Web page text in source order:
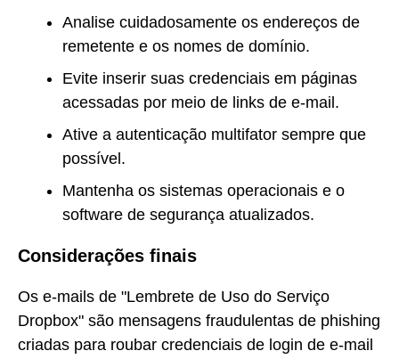
Analise cuidadosamente os endereços de
remetente e os nomes de domínio.
Evite inserir suas credenciais em páginas
acessadas por meio de links de e-mail.
Ative a autenticação multifator sempre que
possível.
Mantenha os sistemas operacionais e o
software de segurança atualizados.
Considerações finais
Os e-mails de "Lembrete de Uso do Serviço
Dropbox" são mensagens fraudulentas de phishing
criadas para roubar credenciais de login de e-mail